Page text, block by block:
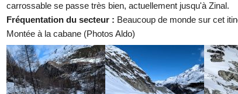
carrossable se passe très bien, actuellement jusqu'à Zinal.
Fréquentation du secteur : Beaucoup de monde sur cet
Montée à la cabane (Photos Aldo)